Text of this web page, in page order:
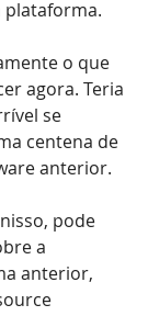
plataforma.
o que
agora. Teria
se
centena de
anterior.
pode
a
anterior,